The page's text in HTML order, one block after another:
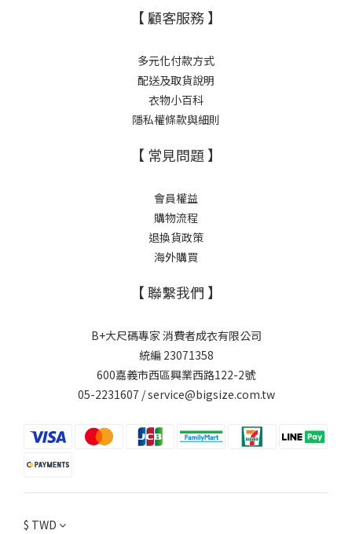
【 顧客服務 】
多元化付款方式
配送及取貨說明
衣物小百科
隱私權條款與細則
【 常見問題 】
會員權益
購物流程
退換貨政策
海外購買
【 聯繫我們 】
B+大尺碼專家 消費者成衣有限公司
統編 23071358
600嘉義市西區興業西路122-2號
05-2231607 / service@bigsize.com.tw
$ TWD